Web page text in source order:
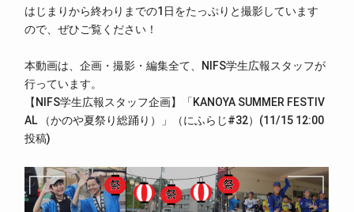
はじまりから終わりまでの1日をたっぷりと撮影しています
ので、ぜひご覧ください！
本動画は、企画・撮影・編集全て、NIFS学生広報スタッフが
行っています。
【NIFS学生広報スタッフ企画】「KANOYA SUMMER FESTIV
AL （かのや夏祭り総踊り）」（にふらじ#32）(11/15 12:00
投稿)